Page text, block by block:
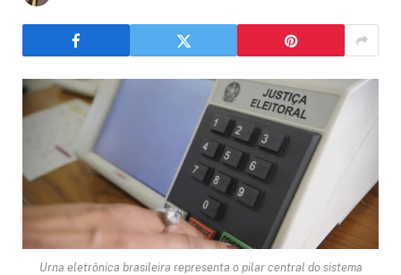
Urna eletrônica brasileira representa o pilar central do sistema